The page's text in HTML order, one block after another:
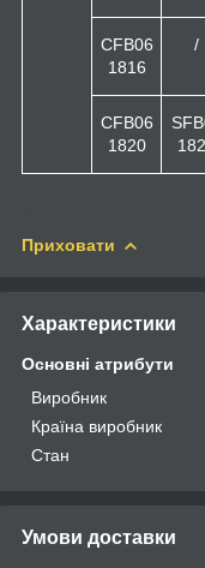
CFB06
1816
/
CFB06
1820
Приховати
Характеристики
Основні атрибути
Виробник
Країна виробник
Стан
Умови доставки